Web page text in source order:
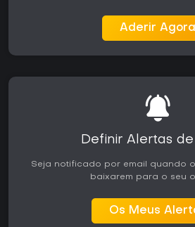
Aderir Agora
Definir Alertas de
Seja notificado por email quando
baixarem para o seu
Os Meus